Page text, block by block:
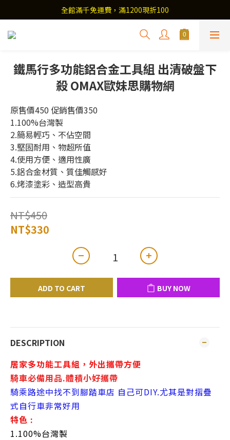
全館滿千免運費，滿1200現折100
鐵馬行多功能鋁合金工具組 出清破盤下
殺 OMAX歐妹思購物網
原售價450 促銷售價350
1.100%台灣製
2.簡易輕巧、不佔空間
3.堅固耐用、物超所值
4.使用方便、適用性廣
5.鋁合金材質、質佳觸感好
6.烤漆塗彩、造型高貴
NT$450
NT$330
ADD TO CART BUY NOW
DESCRIPTION
居家多功能工具組，外出攜帶方便
騎車必備用品.體積小好攜帶
騎乘路途中找不到腳踏車店 自己可DIY.尤其是對摺疊
式自行車非常好用
特色 :
1.100%台灣製